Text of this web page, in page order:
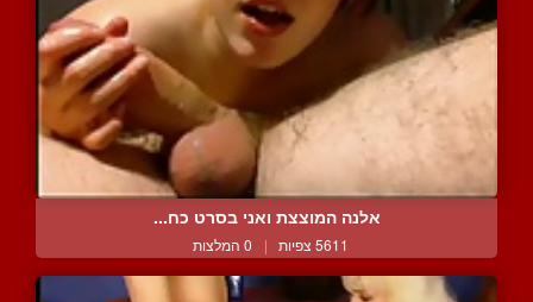
אלנה המוצצת ואני בסרט כח...
5611 צפיות | 0 המלצות